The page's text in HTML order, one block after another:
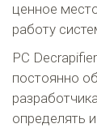
ценное
работу
PC
постоянно
определять